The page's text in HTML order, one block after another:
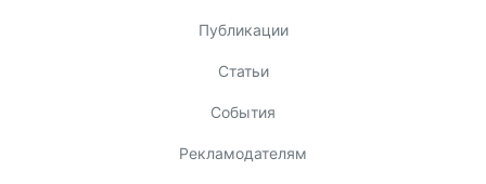
Публикации
Статьи
События
Рекламодателям